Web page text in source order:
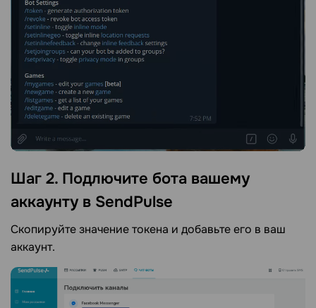
Шаг 2. Подлючите бота вашему
аккаунту в SendPulse
Скопируйте значение токена и добавьте его в ваш
аккаунт.